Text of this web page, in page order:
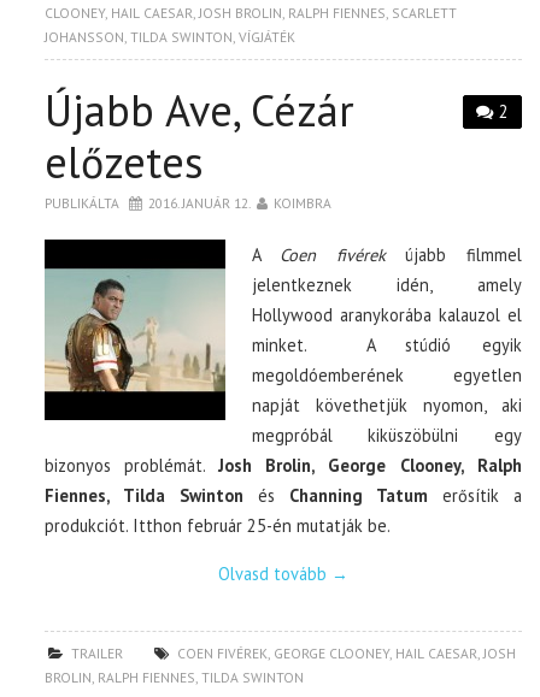
CLOONEY, HAIL CAESAR,JOSH BROLIN, RALPH FIENNES, SCARLETT
JOHANSSON,TILDA SWINTON,VÍGJÁTÉK
2
Újabb Ave, Cézár
előzetes
PUBLIKÁLTA 2016. JANUÁR 12. KOIMBRA
A Coen fivérekújabb filmmel
jelentkeznek idén, amely
Hollywood aranykorába kalauzol el
minket. A stúdió egyik
megoldóemberének egyetlen
napját követhetjük nyomon, aki
megpróbál kiküszöbülni egy
bizonyos problémát.Josh Brolin, George Clooney, Ralph
Fiennes, Tilda Swinton és Channing Tatum erősítik a
produkciót. Itthon február 25-én mutatják be.
Olvasd tovább →
TRAILER COEN FIVÉREK, GEORGE CLOONEY, HAIL CAESAR,JOSH
BROLIN, RALPH FIENNES,TILDA SWINTON